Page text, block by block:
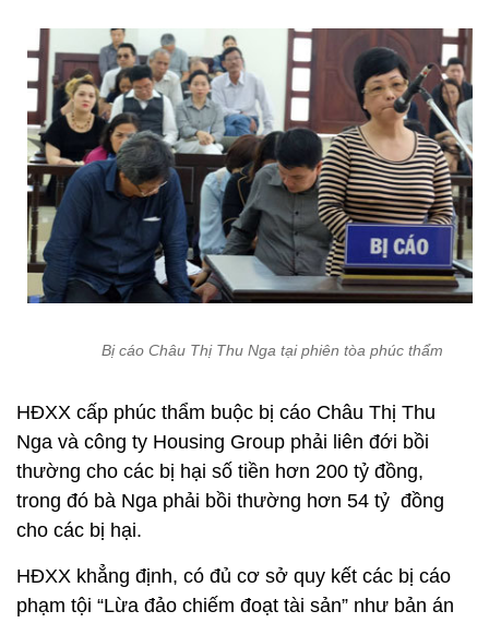
Bị cáo Châu Thị Thu Nga tại phiên tòa phúc thẩm
HĐXX cấp phúc thẩm buộc bị cáo Châu Thị Thu
Nga và công ty Housing Group phải liên đới bồi
thường cho các bị hại số tiền hơn 200 tỷ đồng,
trong đó bà Nga phải bồi thường hơn 54 tỷ đồng
cho các bị hại.
HĐXX khẳng định, có đủ cơ sở quy kết các bị cáo
phạm tội “Lừa đảo chiếm đoạt tài sản” như bản án